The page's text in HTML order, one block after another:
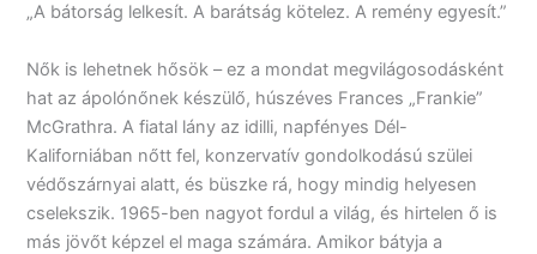
„A bátorság lelkesít. A barátság kötelez. A remény egyesít.”
Nők is lehetnek hősök – ez a mondat megvilágosodásként
hat az ápolónőnek készülő, húszéves Frances „Frankie”
McGrathra. A fiatal lány az idilli, napfényes Dél-
Kaliforniában nőtt fel, konzervatív gondolkodású szülei
védőszárnyai alatt, és büszke rá, hogy mindig helyesen
cselekszik. 1965-ben nagyot fordul a világ, és hirtelen ő is
más jövőt képzel el maga számára. Amikor bátyja a